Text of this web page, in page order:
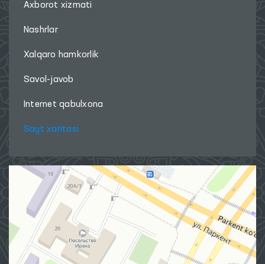
Axborot xizmati
Nashrlar
Xalqaro hamkorlik
Savol-javob
Internet qabulxona
Sayt xaritasi